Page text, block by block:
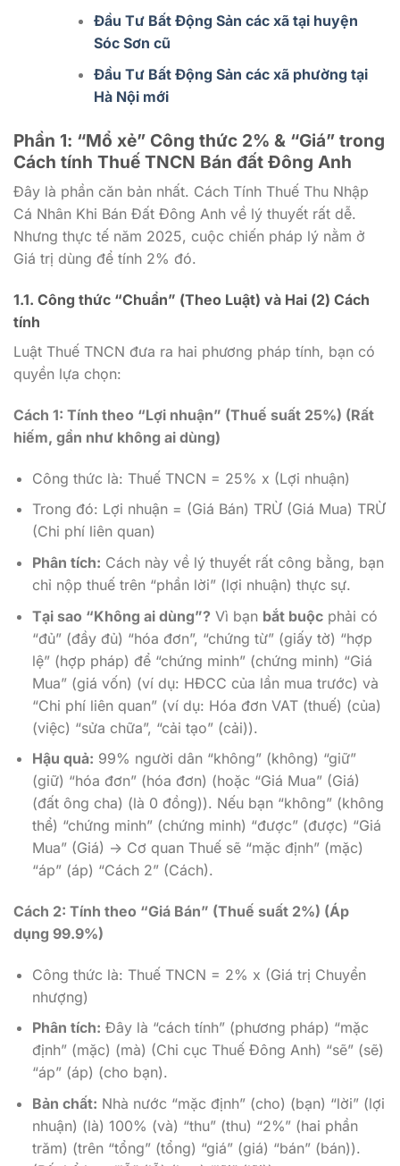
Đầu Tư Bất Động Sản các xã tại huyện
Sóc Sơn cũ
Đầu Tư Bất Động Sản các xã phường tại
Hà Nội mới
Phần 1: “Mổ xẻ” Công thức 2% & “Giá” trong
Cách tính Thuế TNCN Bán đất Đông Anh
Đây là phần căn bản nhất. Cách Tính Thuế Thu Nhập
Cá Nhân Khi Bán Đất Đông Anh về lý thuyết rất dễ.
Nhưng thực tế năm 2025, cuộc chiến pháp lý nằm ở
Giá trị dùng để tính 2% đó.
1.1. Công thức “Chuẩn” (Theo Luật) và Hai (2) Cách
tính
Luật Thuế TNCN đưa ra hai phương pháp tính, bạn có
quyền lựa chọn:
Cách 1: Tính theo “Lợi nhuận” (Thuế suất 25%) (Rất
hiếm, gần như không ai dùng)
Công thức là: Thuế TNCN = 25% x (Lợi nhuận)
Trong đó: Lợi nhuận = (Giá Bán) TRỪ (Giá Mua) TRỪ
(Chi phí liên quan)
Phân tích: Cách này về lý thuyết rất công bằng, bạn
chỉ nộp thuế trên “phần lời” (lợi nhuận) thực sự.
Tại sao “Không ai dùng”? Vì bạn bắt buộcphải có
“đủ” (đầy đủ) “hóa đơn”, “chứng từ” (giấy tờ) “hợp
lệ” (hợp pháp) để “chứng minh” (chứng minh) “Giá
Mua” (giá vốn) (ví dụ: HĐCC của lần mua trước) và
“Chi phí liên quan” (ví dụ: Hóa đơn VAT (thuế) (của)
(việc) “sửa chữa”, “cải tạo” (cải)).
Hậu quả: 99% người dân “không” (không) “giữ”
(giữ) “hóa đơn” (hóa đơn) (hoặc “Giá Mua” (Giá)
(đất ông cha) (là 0 đồng)). Nếu bạn “không” (không
thể) “chứng minh” (chứng minh) “được” (được) “Giá
Mua” (Giá) -> Cơ quan Thuế sẽ “mặc định” (mặc)
“áp” (áp) “Cách 2” (Cách).
Cách 2: Tính theo “Giá Bán” (Thuế suất 2%) (Áp
dụng 99.9%)
Công thức là: Thuế TNCN = 2% x (Giá trị Chuyển
nhượng)
Phân tích: Đây là “cách tính” (phương pháp) “mặc
định” (mặc) (mà) (Chi cục Thuế Đông Anh) “sẽ” (sẽ)
“áp” (áp) (cho bạn).
Bản chất: Nhà nước “mặc định” (cho) (bạn) “lời” (lợi
nhuận) (là) 100% (và) “thu” (thu) “2%” (hai phần
trăm) (trên “tổng” (tổng) “giá” (giá) “bán” (bán)).